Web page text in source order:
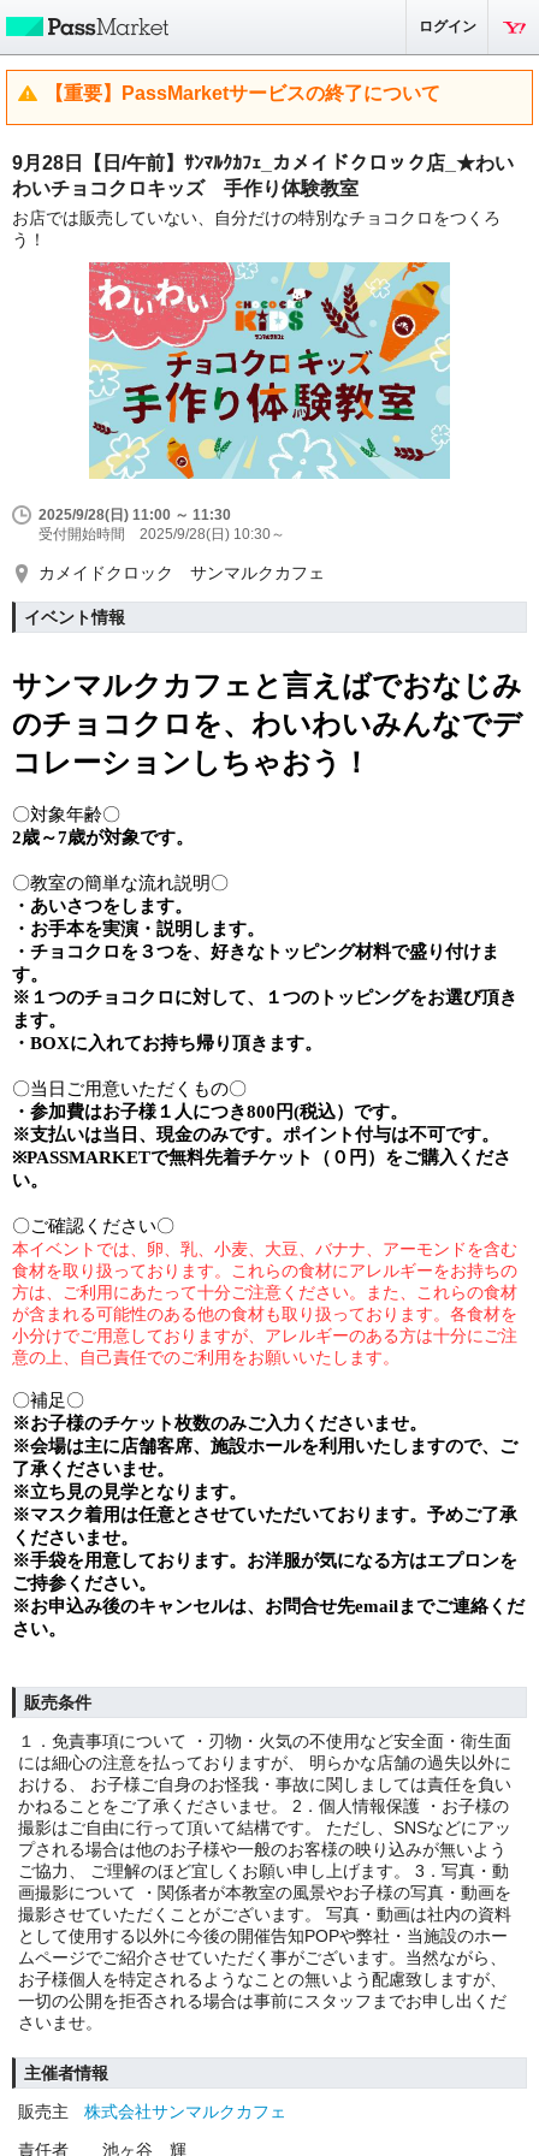
ログイン
【重要】PassMarketサービスの終了について
9月28日【日/午前】ｻﾝﾏﾙｸｶﾌｪ_カメイドクロック店_★わい
わいチョコクロキッズ 手作り体験教室
お店では販売していない、自分だけの特別なチョコクロをつくろ
う！
2025/9/28(日) 11:00 ～ 11:30
受付開始時間 2025/9/28(日) 10:30～
カメイドクロック サンマルクカフェ
イベント情報
サンマルクカフェと言えばでおなじみ
のチョコクロを、わいわいみんなでデ
コレーションしちゃおう！
〇対象年齢〇
2歳～7歳が対象です。
〇教室の簡単な流れ説明〇
・あいさつをします。
・お手本を実演・説明します。
・チョコクロを３つを、好きなトッピング材料で盛り付けま
す。
※１つのチョコクロに対して、１つのトッピングをお選び頂き
ます。
・BOXに入れてお持ち帰り頂きます。
〇当日ご用意いただくもの〇
・参加費はお子様１人につき800 円(税込）です。
※支払いは当日、現金のみです。ポイント付与は不可です。
※PASSMARKETで無料先着チケット（０円）をご購入くださ
い。
〇ご確認ください〇
本イベントでは、卵、乳、小麦、大豆、バナナ、アーモンドを含む
食材を取り扱っております。これらの食材にアレルギーをお持ちの
方は、ご利用にあたって十分ご注意ください。
また、これらの食材
が含まれる可能性のある他の食材も取り扱っております。各食材を
小分けでご用意しておりますが、アレルギーのある方は十分にご注
意の上、自己責任でのご利用をお願いいたします。
〇補足〇
※お子様のチケット枚数のみご入力くださいませ。
※会場は主に店舗客席、施設ホールを利用いたしますので、ご
了承くださいませ。
※立ち見の見学となります。
※マスク着用は任意とさせていただいております。予めご了承
くださいませ。
※手袋を用意しております。お洋服が気になる方はエプロンを
ご持参ください。
※お申込み後のキャンセルは、お問合せ先emailまでご連絡くだ
さい。
販売条件
１．免責事項について ・刃物・火気の不使用など安全面・衛生面
には細心の注意を払っておりますが、 明らかな店舗の過失以外に
おける、 お子様ご自身のお怪我・事故に関しましては責任を負い
かねることをご了承くださいませ。 2．個人情報保護 ・お子様の
撮影はご自由に行って頂いて結構です。 ただし、SNSなどにアッ
プされる場合は他のお子様や一般のお客様の映り込みが無いよう
ご協力、 ご理解のほど宜しくお願い申し上げます。 3．写真・動
画撮影について ・関係者が本教室の風景やお子様の写真・動画を
撮影させていただくことがございます。 写真・動画は社内の資料
として使用する以外に今後の開催告知POPや弊社・当施設のホー
ムページでご紹介させていただく事がございます。当然ながら、
お子様個人を特定されるようなことの無いよう配慮致しますが、
一切の公開を拒否される場合は事前にスタッフまでお申し出くだ
さいませ。
主催者情報
販売主
株式会社サンマルクカフェ
責任者
池ヶ谷 輝